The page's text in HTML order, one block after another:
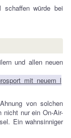
würde bei
und allen neuen
von solchen
nur ein On-Air-
Ein wahnsinniger